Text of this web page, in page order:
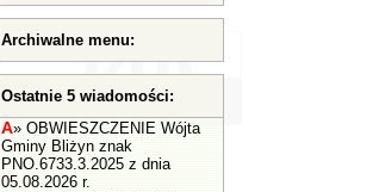
Archiwalne menu:
Ostatnie 5 wiadomości:
A» OBWIESZCZENIE Wójta
Gminy Bliżyn znak
PNO.6733.3.2025 z dnia
05.08.2026 r.